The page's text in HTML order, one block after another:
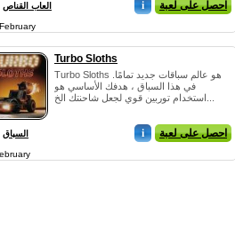
العاب القناص i احصل على لعبة
Turbo Sloths
Turbo Sloths هو عالم سباقات جديد تمامًا.
في هذا السباق ، هدفك الأساسي هو
السباق i احصل على لعبة